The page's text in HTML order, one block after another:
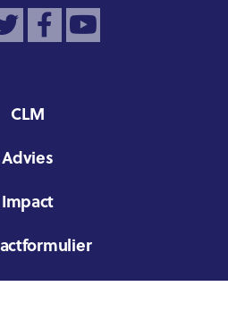
CLM
Advies
Impact